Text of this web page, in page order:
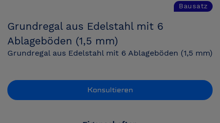
Bausatz
Grundregal aus Edelstahl mit 6
Ablageböden (1,5 mm)
Grundregal aus Edelstahl mit 6 Ablageböden (1,5 mm)
Konsultieren